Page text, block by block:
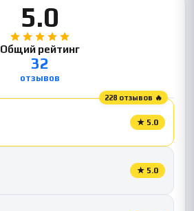
5.0
Общий рейтинг
32
отзывов
228 отзывов 🔥
★ 5.0
★ 5.0